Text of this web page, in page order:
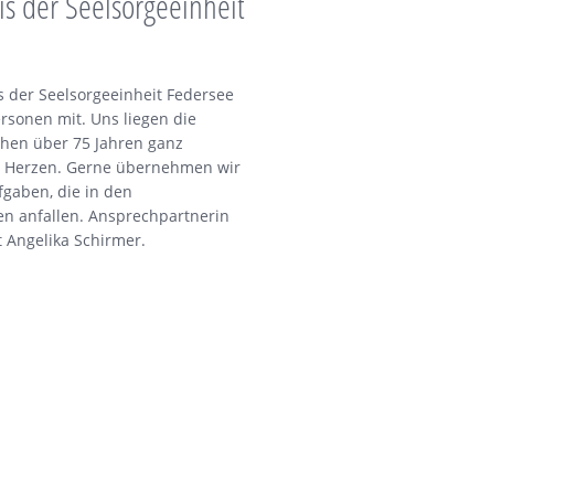
der Seelsorgeeinheit Federsee
mit. Uns liegen die
über 75 Jahren ganz
Herzen. Gerne übernehmen wir
die in den
anfallen. Ansprechpartnerin
Schirmer.